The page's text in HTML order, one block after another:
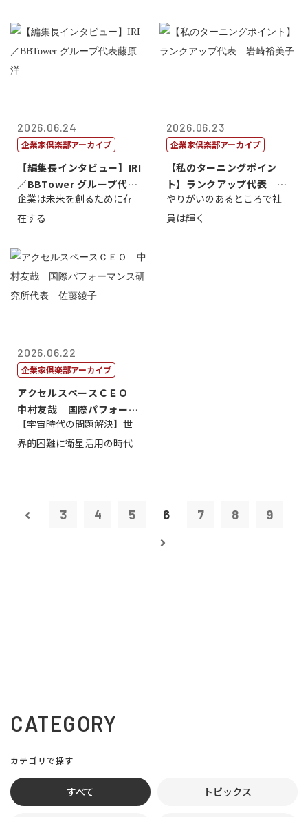
2026.06.24
企業家倶楽部アーカイブ
【編集長インタビュー】IRI
／BBTower グループ代表
藤...
企業は未来を創るために存
在する
2026.06.23
企業家倶楽部アーカイブ
【私のターニングポイン
ト】ランクアップ代表 岩
崎裕美子
やりがいのあるところで社
員は輝く
2026.06.22
企業家倶楽部アーカイブ
アクセルスペースＣＥＯ
中村友哉 国際パフォーマ
ンス研究所代...
【宇宙時代の問題解決】世
界的困難に衛星活用の時代
3 4 5 6 7 8 9
CATEGORY
カテゴリで探す
すべて トピックス